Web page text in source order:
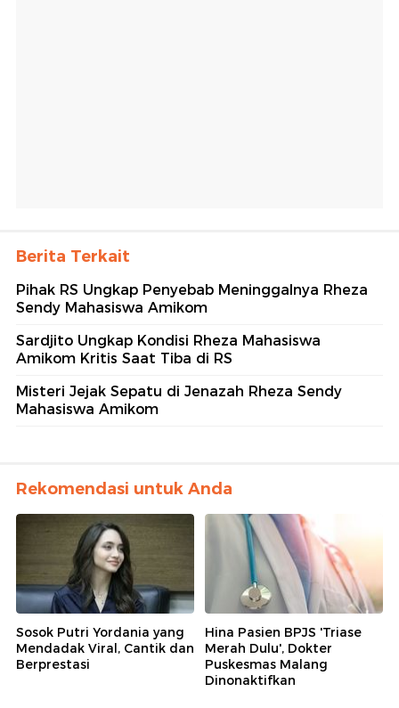
Berita Terkait
Pihak RS Ungkap Penyebab Meninggalnya Rheza
Sendy Mahasiswa Amikom
Sardjito Ungkap Kondisi Rheza Mahasiswa
Amikom Kritis Saat Tiba di RS
Misteri Jejak Sepatu di Jenazah Rheza Sendy
Mahasiswa Amikom
Rekomendasi untuk Anda
Sosok Putri Yordania yang
Mendadak Viral, Cantik dan
Berprestasi
Hina Pasien BPJS 'Triase
Merah Dulu', Dokter
Puskesmas Malang
Dinonaktifkan